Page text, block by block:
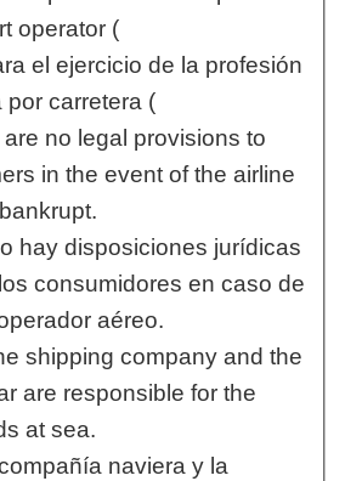
operator (
el ejercicio de la profesión
por carretera (
no legal provisions to
in the event of the airline
hay disposiciones jurídicas
consumidores en caso de
aéreo.
shipping company and the
are responsible for the
at sea.
naviera y la